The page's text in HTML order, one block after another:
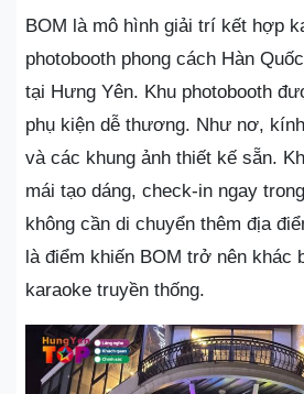
BOM là mô hình giải trí kết hợp
photobooth phong cách Hàn
tại Hưng Yên. Khu photobooth
phụ kiện dễ thương. Như nơ,
và các khung ảnh thiết kế sẵn.
mái tạo dáng, check-in ngay
không cần di chuyển thêm địa
là điểm khiến BOM trở nên khác
karaoke truyền thống.